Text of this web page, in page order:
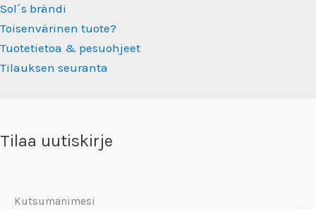
Sol´s brändi
Toisenvärinen tuote?
Tuotetietoa & pesuohjeet
Tilauksen seuranta
Tilaa uutiskirje
Kutsumanimesi